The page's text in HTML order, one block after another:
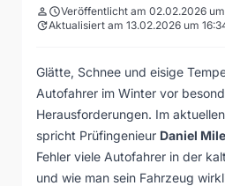
personscheduleVeröffentlicht am 02.02.2026
updateAktualisiert am 13.02.2026 um
Glätte, Schnee und eisige
Autofahrer im Winter vor
Herausforderungen. Im
spricht Prüfingenieur Daniel
Fehler viele Autofahrer in der
und wie man sein Fahrzeug